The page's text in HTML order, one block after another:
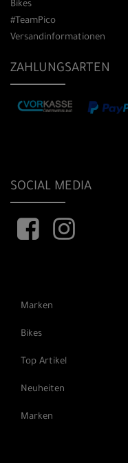
Bikes
#TeamPico
Versandinformationen
ZAHLUNGSARTEN
SOCIAL MEDIA
Marken
Bikes
Top Artikel
Neuheiten
Marken